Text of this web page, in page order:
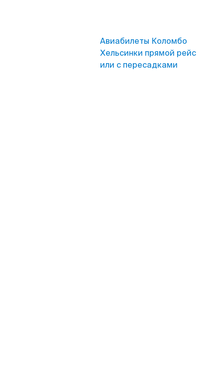
Авиабилеты Коломбо
Хельсинки прямой рейс
или с пересадками